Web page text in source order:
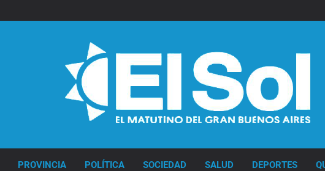
PROVINCIA POLÍTICA SOCIEDAD SALUD DEPORTES